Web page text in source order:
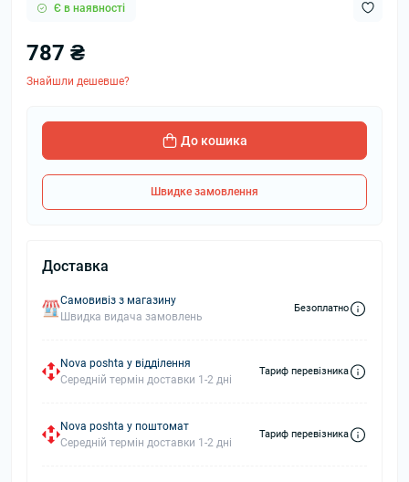
Є в наявності
787 ₴
Знайшли дешевше?
До кошика
Швидке замовлення
Доставка
Самовивіз з магазину
Швидка видача замовлень
Безоплатно
Nova poshta у відділення
Середній термін доставки 1-2 дні
Тариф перевізника
Nova poshta у поштомат
Середній термін доставки 1-2 дні
Тариф перевізника